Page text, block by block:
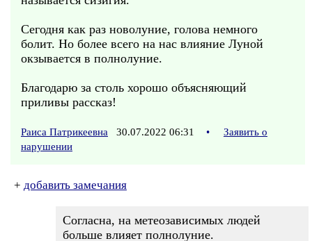
Сегодня как раз новолуние, голова немного
болит. Но более всего на нас влияние Луной
окзывается в полнолуние.
Благодарю за столь хорошо объясняющий
приливы рассказ!
Раиса Патрикеевна 30.07.2022 06:31 •
Заявить о
нарушении
+ добавить замечания
Согласна, на метеозависимых людей
больше влияет полнолуние.